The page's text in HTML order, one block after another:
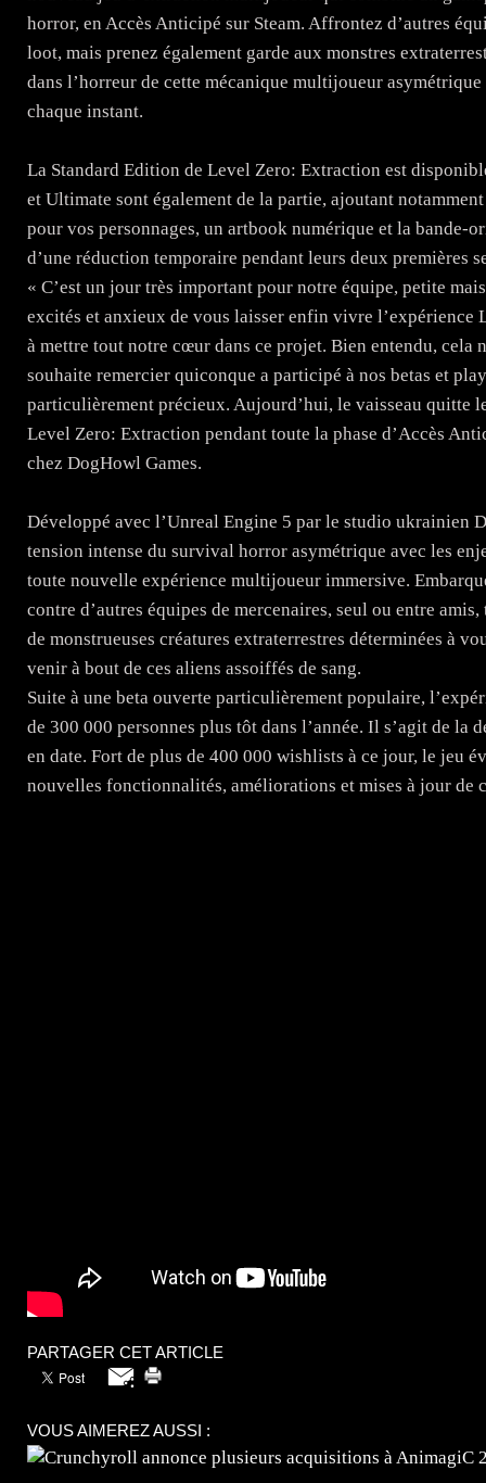
horror, en Accès Anticipé sur Steam. Affrontez d’autres
loot, mais prenez également garde aux monstres
dans l’horreur de cette mécanique multijoueur
chaque instant.
La Standard Edition de Level Zero: Extraction est
et Ultimate sont également de la partie, ajoutant
pour vos personnages, un artbook numérique et la
d’une réduction temporaire pendant leurs deux premières
« C’est un jour très important pour notre équipe, petite
excités et anxieux de vous laisser enfin vivre l’expérience
à mettre tout notre cœur dans ce projet. Bien entendu, cela
souhaite remercier quiconque a participé à nos betas et
particulièrement précieux. Aujourd’hui, le vaisseau quitte
Level Zero: Extraction pendant toute la phase d’Accès
chez DogHowl Games.
Développé avec l’Unreal Engine 5 par le studio ukrainien
tension intense du survival horror asymétrique avec les
toute nouvelle expérience multijoueur immersive.
contre d’autres équipes de mercenaires, seul ou entre
de monstrueuses créatures extraterrestres déterminées à
venir à bout de ces aliens assoiffés de sang.
Suite à une beta ouverte particulièrement populaire,
de 300 000 personnes plus tôt dans l’année. Il s’agit de la
en date. Fort de plus de 400 000 wishlists à ce jour, le jeu
nouvelles fonctionnalités, améliorations et mises à jour de
PARTAGER CET ARTICLE
VOUS AIMEREZ AUSSI :